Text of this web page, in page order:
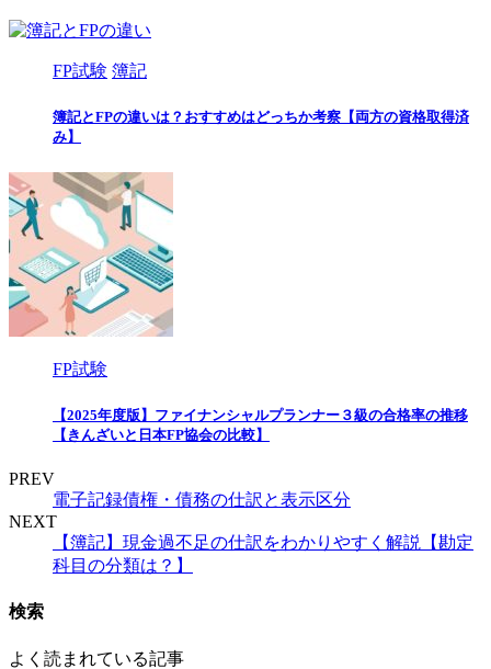
FP試験 簿記
簿記とFPの違いは？おすすめはどっちか考察【両方の資格取得済
み】
FP試験
【2025年度版】ファイナンシャルプランナー３級の合格率の推移
【きんざいと日本FP協会の比較】
PREV
電子記録債権・債務の仕訳と表示区分
NEXT
【簿記】現金過不足の仕訳をわかりやすく解説【勘定
科目の分類は？】
検索
よく読まれている記事